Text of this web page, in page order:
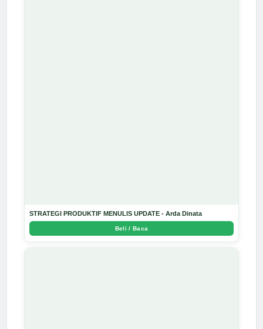
STRATEGI PRODUKTIF MENULIS UPDATE - Arda Dinata
Beli / Baca